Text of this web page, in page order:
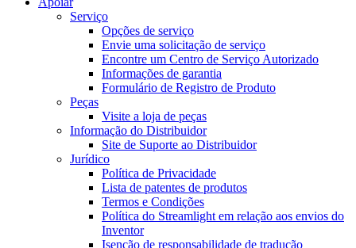
Serviço
Opções de serviço
Envie uma solicitação de serviço
Encontre um Centro de Serviço Autorizado
Informações de garantia
Formulário de Registro de Produto
Peças
Visite a loja de peças
Informação do Distribuidor
Site de Suporte ao Distribuidor
Jurídico
Política de Privacidade
Lista de patentes de produtos
Termos e Condições
Política do Streamlight em relação aos envios do
Inventor
Isenção de responsabilidade de tradução